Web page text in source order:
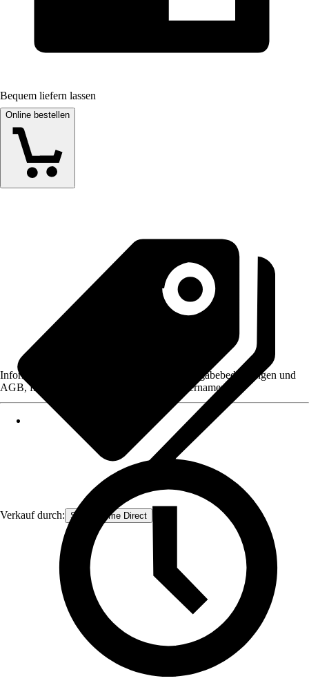
Bequem liefern lassen
Online bestellen
Verkauf durch: Smart Home Direct
Informationen des Verkäufers, wie z. B. Rückgabebedingungen und
AGB, finden Sie bei Klick auf den Verkäufernamen.